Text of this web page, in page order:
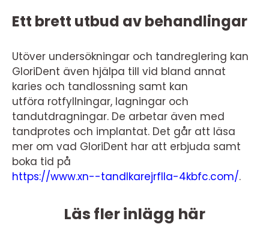
Ett brett utbud av behandlingar
Utöver undersökningar och tandreglering kan
GloriDent även hjälpa till vid bland annat
karies och tandlossning samt kan
utföra rotfyllningar, lagningar och
tandutdragningar. De arbetar även med
tandprotes och implantat. Det går att läsa
mer om vad GloriDent har att erbjuda samt
boka tid på
https://www.xn--tandlkarejrflla-4kbfc.com/.
Läs fler inlägg här